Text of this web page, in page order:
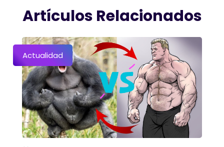
Artículos Relacionados
Actualidad